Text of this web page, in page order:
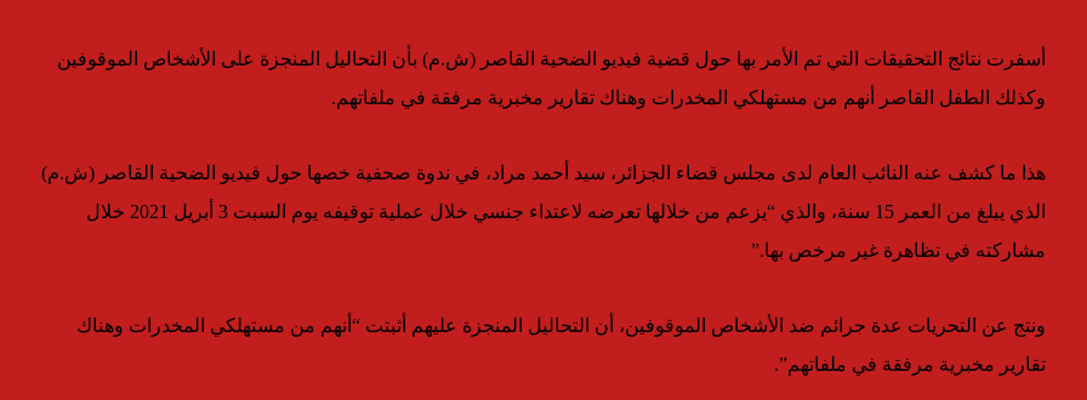
أسفرت نتائج التحقيقات التي تم الأمر بها حول قضية فيديو الضحية القاصر (ش.م) بأن التحاليل المنجزة على الأشخاص الموقوفين
وكذلك الطفل القاصر أنهم من مستهلكي المخدرات وهناك تقارير مخبرية مرفقة في ملفاتهم.
هذا ما كشف عنه النائب العام لدى مجلس قضاء الجزائر، سيد أحمد مراد، في ندوة صحفية خصها حول فيديو الضحية القاصر (ش.م)
الذي يبلغ من العمر 15 سنة، والذي “يزعم من خلالها تعرضه لاعتداء جنسي خلال عملية توقيفه يوم السبت 3 أبريل 2021 خلال
مشاركته في تظاهرة غير مرخص بها.”
ونتج عن التحريات عدة جرائم ضد الأشخاص الموقوفين، أن التحاليل المنجزة عليهم أثبتت “أنهم من مستهلكي المخدرات وهناك
تقارير مخبرية مرفقة في ملفاتهم”.